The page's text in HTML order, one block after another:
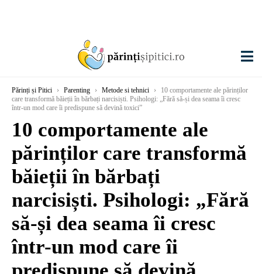
Părinți și Pitici › Parenting › Metode si tehnici ›
10 comportamente ale părinților
care transformă băieții în bărbați narcisiști. Psihologi: „Fără să-și dea seama îi cresc
într-un mod care îi predispune să devină toxici”
10 comportamente ale
părinților care transformă
băieții în bărbați
narcisiști. Psihologi: „Fără
să-și dea seama îi cresc
într-un mod care îi